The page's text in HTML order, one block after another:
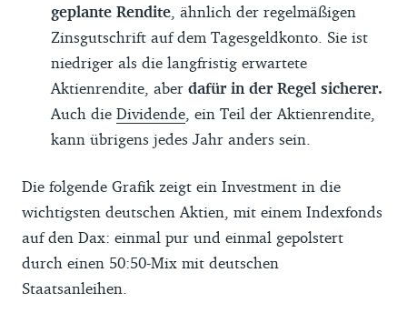
geplante Rendite , ähnlich der regelmäßigen
Zinsgutschrift auf dem Tagesgeldkonto. Sie ist
niedriger als die langfristig erwartete
Aktienrendite, aber dafür in der Regel sicherer.
Auch die Dividende , ein Teil der Aktienrendite,
kann übrigens jedes Jahr anders sein.
Die folgende Grafik zeigt ein Investment in die
wichtigsten deutschen Aktien, mit einem Indexfonds
auf den Dax: einmal pur und einmal gepolstert
durch einen 50:50-Mix mit deutschen
Staatsanleihen.